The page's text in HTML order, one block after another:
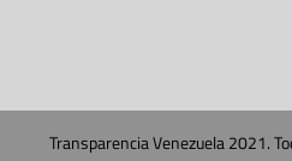
Transparencia Venezuela 2021.